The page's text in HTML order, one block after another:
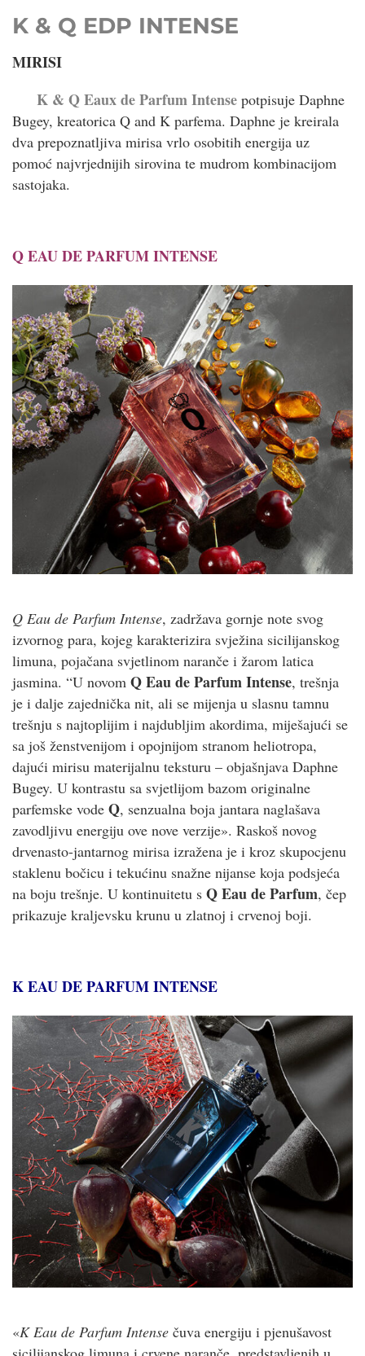
K & Q EDP INTENSE
MIRISI
K & Q Eaux de Parfum Intense potpisuje Daphne
Bugey, kreatorica Q and K parfema. Daphne je kreirala
dva prepoznatljiva mirisa vrlo osobitih energija uz
pomoć najvrjednijih sirovina te mudrom kombinacijom
sastojaka.
Q EAU DE PARFUM INTENSE
Q Eau de Parfum Intense, zadržava gornje note svog
izvornog para, kojeg karakterizira svježina sicilijanskog
limuna, pojačana svjetlinom naranče i žarom latica
jasmina. “U novom Q Eau de Parfum Intense, trešnja
je i dalje zajednička nit, ali se mijenja u slasnu tamnu
trešnju s najtoplijim i najdubljim akordima, miješajući se
sa još ženstvenijom i opojnijom stranom heliotropa,
dajući mirisu materijalnu teksturu – objašnjava Daphne
Bugey. U kontrastu sa svjetlijom bazom originalne
parfemske vode Q, senzualna boja jantara naglašava
zavodljivu energiju ove nove verzije». Raskoš novog
drvenasto-jantarnog mirisa izražena je i kroz skupocjenu
staklenu bočicu i tekućinu snažne nijanse koja podsjeća
na boju trešnje. U kontinuitetu s Q Eau de Parfum, čep
prikazuje kraljevsku krunu u zlatnoj i crvenoj boji.
K EAU DE PARFUM INTENSE
«K Eau de Parfum Intense čuva energiju i pjenušavost